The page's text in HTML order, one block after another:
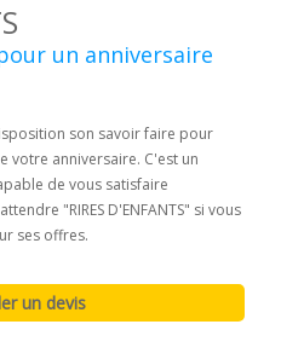
un anniversaire
son savoir faire pour
votre anniversaire. C'est un
de vous satisfaire
"RIRES D'ENFANTS" si vous
ses offres.